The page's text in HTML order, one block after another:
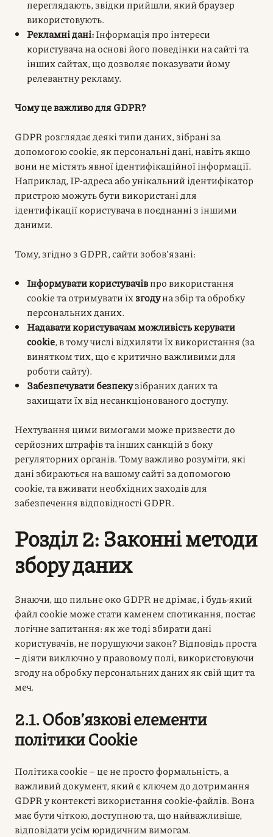
переглядають, звідки прийшли, який браузер
використовують.
Рекламні дані:Інформація про інтереси
користувача на основі його поведінки на сайті та
інших сайтах, що дозволяє показувати йому
релевантну рекламу.
Чому це важливо для GDPR?
GDPR розглядає деякі типи даних, зібрані за
допомогою cookie, як персональні дані, навіть якщо
вони не містять явної ідентифікаційної інформації.
Наприклад, IP-адреса або унікальний ідентифікатор
пристрою можуть бути використані для
ідентифікації користувача в поєднанні з іншими
даними.
Тому, згідно з GDPR, сайти зобов’язані:
Інформувати користувачівпро використання
cookie та отримувати їх згодуна збір та обробку
персональних даних.
Надавати користувачам можливість керувати
cookie, в тому числі відхиляти їх використання (за
винятком тих, що є критично важливими для
роботи сайту).
Забезпечувати безпекузібраних даних та
захищати їх від несанкціонованого доступу.
Нехтування цими вимогами може призвести до
серйозних штрафів та інших санкцій з боку
регуляторних органів. Тому важливо розуміти, які
дані збираються на вашому сайті за допомогою
cookie, та вживати необхідних заходів для
забезпечення відповідності GDPR.
Розділ 2: Законні методи
збору даних
Знаючи, що пильне око GDPR не дрімає, і будь-який
файл cookie може стати каменем спотикання, постає
логічне запитання: як же тоді збирати дані
користувачів, не порушуючи закон? Відповідь проста
– діяти виключно у правовому полі, використовуючи
згоду на обробку персональних даних як свій щит та
меч.
2.1. Обов’язкові елементи
політики Cookie
Політика cookie – це не просто формальність, а
важливий документ, який є ключем до дотримання
GDPR у контексті використання cookie-файлів. Вона
має бути чіткою, доступною та, що найважливіше,
відповідати усім юридичним вимогам.